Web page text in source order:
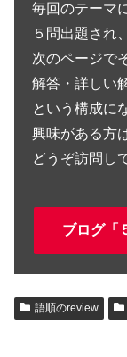
毎回のテーマ
５問出題され、
次のページで
解答・詳しい
という構成に
興味がある方
どうぞ訪問し
ブログ「
語順のreview